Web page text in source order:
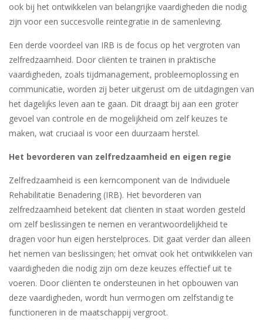
ook bij het ontwikkelen van belangrijke vaardigheden die nodig
zijn voor een succesvolle reintegratie in de samenleving.
Een derde voordeel van IRB is de focus op het vergroten van
zelfredzaamheid. Door cliënten te trainen in praktische
vaardigheden, zoals tijdmanagement, probleemoplossing en
communicatie, worden zij beter uitgerust om de uitdagingen van
het dagelijks leven aan te gaan. Dit draagt bij aan een groter
gevoel van controle en de mogelijkheid om zelf keuzes te
maken, wat cruciaal is voor een duurzaam herstel.
Het bevorderen van zelfredzaamheid en eigen regie
Zelfredzaamheid is een kerncomponent van de Individuele
Rehabilitatie Benadering (IRB). Het bevorderen van
zelfredzaamheid betekent dat cliënten in staat worden gesteld
om zelf beslissingen te nemen en verantwoordelijkheid te
dragen voor hun eigen herstelproces. Dit gaat verder dan alleen
het nemen van beslissingen; het omvat ook het ontwikkelen van
vaardigheden die nodig zijn om deze keuzes effectief uit te
voeren. Door cliënten te ondersteunen in het opbouwen van
deze vaardigheden, wordt hun vermogen om zelfstandig te
functioneren in de maatschappij vergroot.